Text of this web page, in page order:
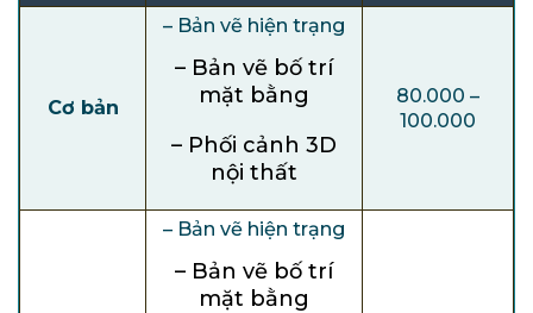
Cơ bản
– Bản vẽ hiện trạng
– Bản vẽ bố trí
mặt bằng
– Phối cảnh 3D
nội thất
80.000 –
100.000
– Bản vẽ hiện trạng
– Bản vẽ bố trí
mặt bằng